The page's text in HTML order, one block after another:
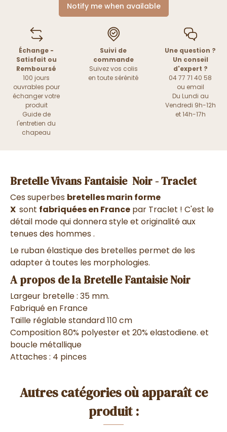
Notify me when available
Échange -
Satisfait ou
Remboursé
100 jours
ouvrables pour
échanger votre
produit
Guide de
l'entretien du
chapeau
Suivi de
commande
Suivez vos colis
en toute sérénité
Une question ?
Un conseil
d'expert ?
04 77 71 40 58
ou email
Du Lundi au
Vendredi 9h-12h
et 14h-17h
Bretelle Vivans Fantaisie Noir - Traclet
Ces superbes bretelles marin forme
X sont fabriquées en France par Traclet ! C'est le
détail mode qui donnera style et originalité aux
tenues des hommes .
Le ruban élastique des bretelles permet de les
adapter à toutes les morphologies.
A propos de la Bretelle Fantaisie Noir
Largeur bretelle : 35 mm.
Fabriqué en France
Taille réglable standard 110 cm
Composition 80% polyester et 20% elastodiene. et
boucle métallique
Attaches : 4 pinces
Autres catégories où apparaît ce
produit :